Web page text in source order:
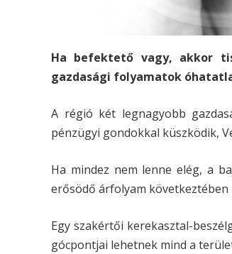
Ha befektető vagy, akkor
gazdasági folyamatok
A régió két legnagyobb
pénzügyi gondokkal küszködik,
Ha mindez nem lenne elég, a
erősödő árfolyam
Egy szakértői kerekasztal-
gócpontjai lehetnek mind a